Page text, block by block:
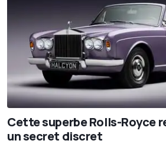
Cette superbe Rolls-Royce
un secret discret